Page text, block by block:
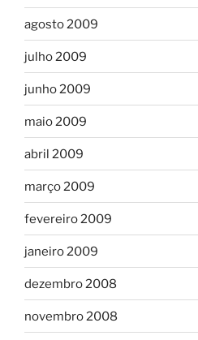
agosto 2009
julho 2009
junho 2009
maio 2009
abril 2009
março 2009
fevereiro 2009
janeiro 2009
dezembro 2008
novembro 2008